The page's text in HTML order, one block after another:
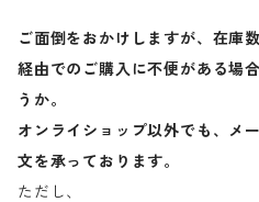
ご面倒をおかけしますが、在庫
経由でのご購入に不便がある場
うか。
オンライショップ以外でも、メ
文を承っております。
ただし、